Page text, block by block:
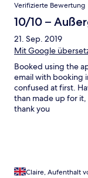
Verifizierte Bewertung
10/10 –
21. Sep. 2019
Mit Google
Booked using the
email with booking
confused at first.
than made up for
thank you
Claire, Aufenthalt